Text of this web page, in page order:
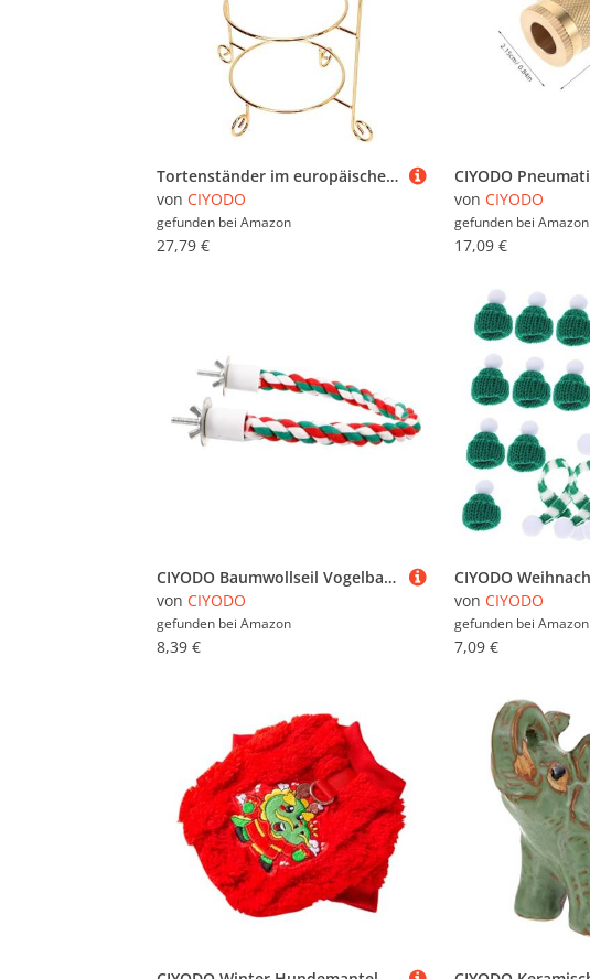
Tortenständer im europäischen Stil mit Tellern und doppeltem Präsentationsständer für Hotels und Hochzeiten
von CIYODO
gefunden bei Amazon
27,79 €
von CIYODO
gefunden bei Amazon
17,09 €
CIYODO Baumwollseil Vogelbarsch Kauspielzeug und Kletterseil für Wellensittiche und Papageien Bissfestes Spielzubehör für Käfig Dekorativer Papageienständer mit Krallenpflege
von CIYODO
gefunden bei Amazon
8,39 €
von CIYODO
gefunden bei Amazon
7,09 €